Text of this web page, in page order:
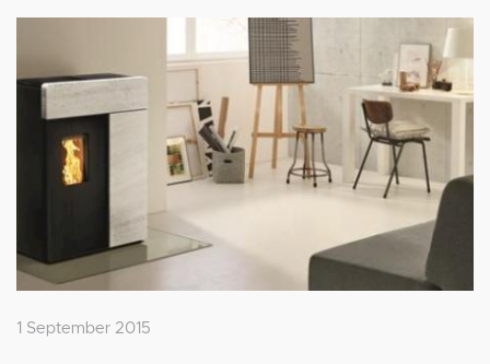
1 September 2015